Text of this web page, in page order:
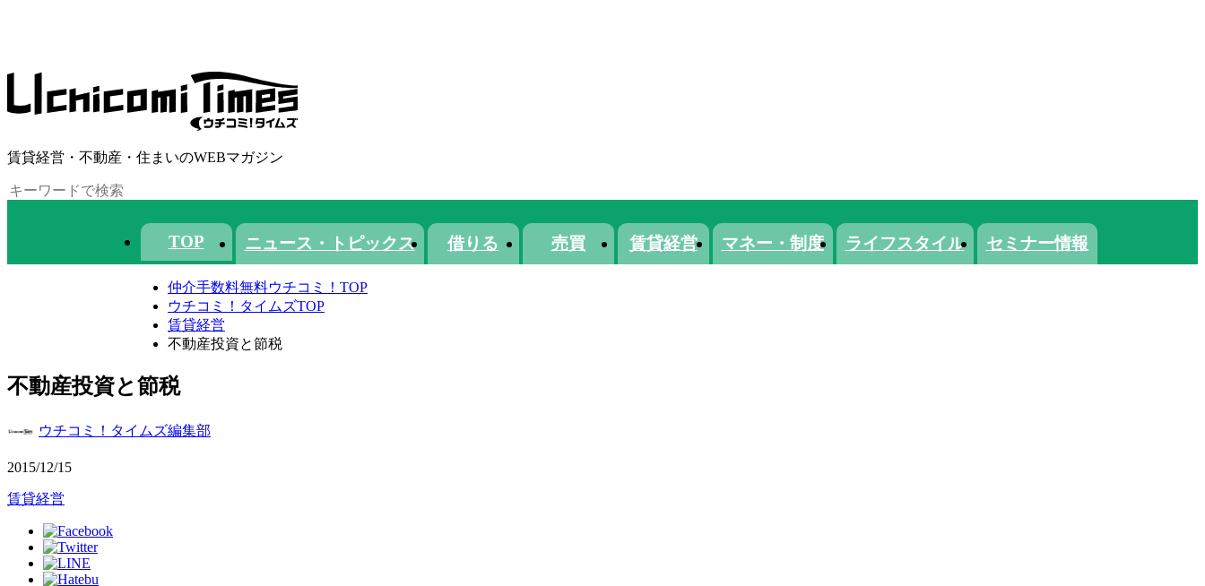
賃貸経営・不動産・住まいのWEBマガジン
TOP ニュース・トピックス 借りる 売買 賃貸経営 マネー・制度 ライフスタイル セミナー情報
仲介手数料無料ウチコミ！TOP
ウチコミ！タイムズTOP
賃貸経営
不動産投資と節税
不動産投資と節税
ウチコミ！タイムズ編集部
2015/12/15
賃貸経営